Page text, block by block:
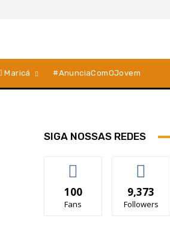
Maricá #AnunciaComOJovem
SIGA NOSSAS REDES
100
Fans
9,373
Followers